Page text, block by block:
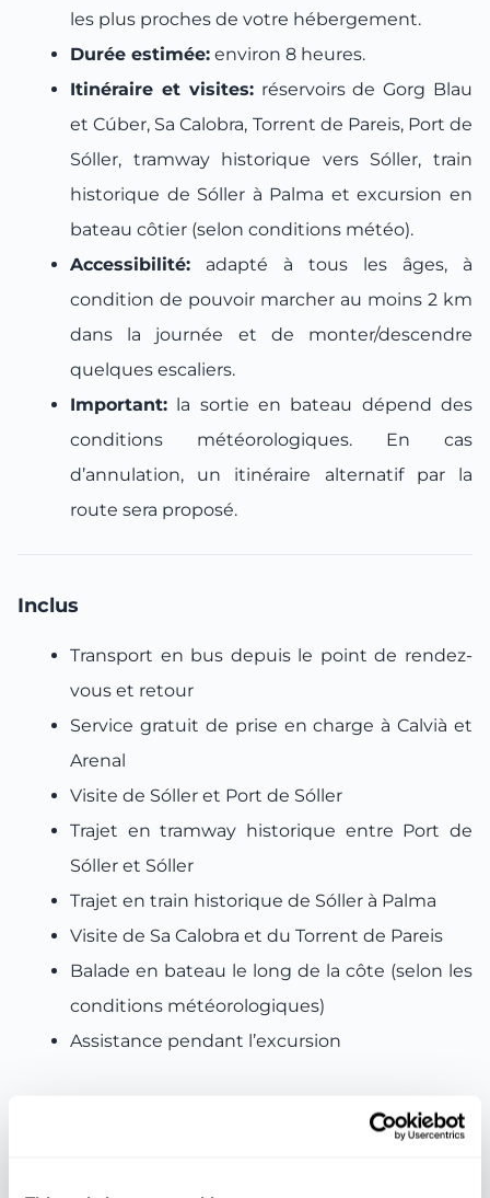
les plus proches de votre hébergement.
Durée estimée: environ 8 heures.
Itinéraire et visites:réservoirs de Gorg Blau
et Cúber, Sa Calobra, Torrent de Pareis, Port de
Sóller, tramway historique vers Sóller, train
historique de Sóller à Palma et excursion en
bateau côtier (selon conditions météo).
Accessibilité: adapté à tous les âges, à
condition de pouvoir marcher au moins 2 km
dans la journée et de monter/descendre
quelques escaliers.
Important: la sortie en bateau dépend des
conditions météorologiques. En cas
d’annulation, un itinéraire alternatif par la
route sera proposé.
Inclus
Transport en bus depuis le point de rendez-
vous et retour
Service gratuit de prise en charge à Calvià et
Arenal
Visite de Sóller et Port de Sóller
Trajet en tramway historique entre Port de
Sóller et Sóller
Trajet en train historique de Sóller à Palma
Visite de Sa Calobra et du Torrent de Pareis
Balade en bateau le long de la côte (selon les
conditions météorologiques)
Assistance pendant l’excursion